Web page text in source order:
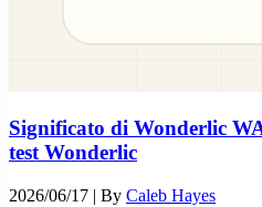
Significato di Wonderlic
test Wonderlic
2026/06/17 | By Caleb Hayes